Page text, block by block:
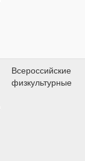
Всероссийские
физкультурные